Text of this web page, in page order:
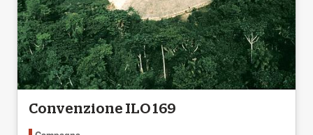
Convenzione ILO 169